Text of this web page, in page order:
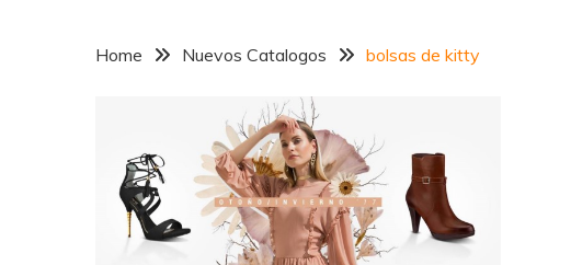
Home Nuevos Catalogos bolsas de kitty